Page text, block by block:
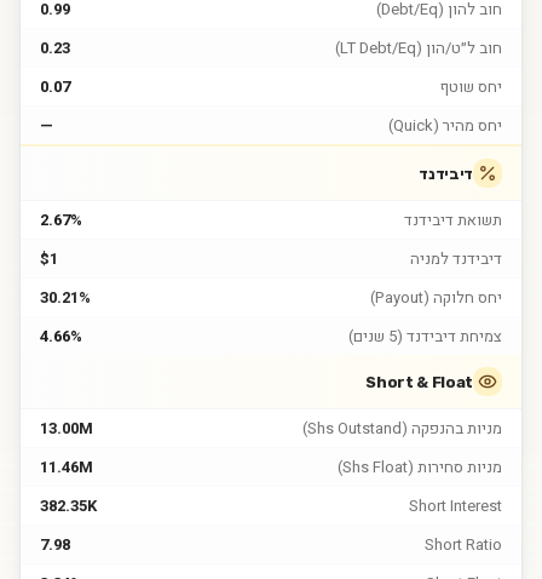
חוב להון (Debt/Eq)
0.99
חוב ל״ט/הון (LT Debt/Eq)
0.23
יחס שוטף
0.07
יחס מהיר (Quick)
—
דיבידנד
תשואת דיבידנד
2.67%
דיבידנד למניה
$1
יחס חלוקה (Payout)
30.21%
צמיחת דיבידנד (5 שנים)
4.66%
Short & Float
מניות בהנפקה (Shs Outstand)
13.00M
מניות סחירות (Shs Float)
11.46M
Short Interest
382.35K
Short Ratio
7.98